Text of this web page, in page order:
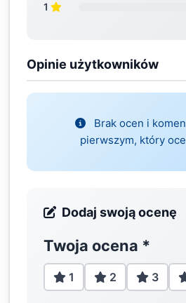
1
Opinie użytkowników
Brak ocen i
pierwszym, który
Dodaj swoją ocenę
Twoja ocena *
1 2 3